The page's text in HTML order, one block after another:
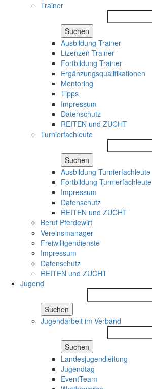
Trainer
Suchen
Ausbildung Trainer
Lizenzen Trainer
Fortbildung Trainer
Ergänzungsqualifikationen
Mentoring
Tipps
Impressum
Datenschutz
REITEN und ZUCHT
Turnierfachleute
Suchen
Ausbildung Turnierfachleute
Fortbildung Turnierfachleute
Impressum
Datenschutz
REITEN und ZUCHT
Beruf Pferdewirt
Vereinsmanager
Freiwilligendienste
Impressum
Datenschutz
REITEN und ZUCHT
Jugend
Suchen
Jugendarbeit im Verband
Suchen
Landesjugendleitung
Jugendtag
EventTeam